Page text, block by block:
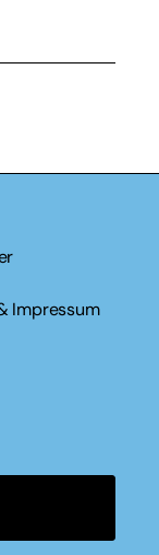
Impressum